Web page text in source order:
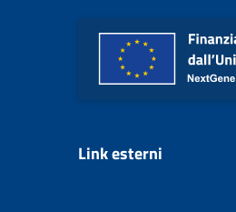
Link esterni